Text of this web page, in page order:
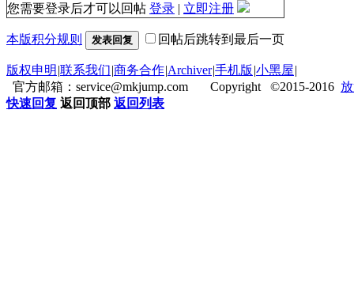
您需要登录后才可以回帖 登录 | 立即注册
本版积分规则 发表回复 回帖后跳转到最后一页
版权申明 |联系我们|商务合作|Archiver|手机版 |小黑屋|
官方邮箱：service@mkjump.com Copyright ©2015-2016
快速回复 返回顶部 返回列表